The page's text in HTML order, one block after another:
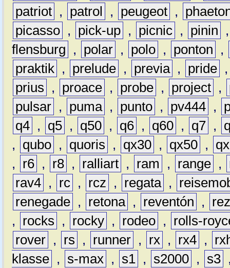
patriot , patrol , peugeot ,
picasso , pick-up , picnic , pinin
flensburg
, polar , polo , ponton
,
praktik , prelude , previa , pride
prius
, proace , probe , project ,
pulsar , puma , punto , pv444 ,
q4 , q5 , q50 , q6 , q60 , q7 ,
,
qubo , quoris , qx30 , qx50 ,
,
r6 , r8 , ralliart , ram , range ,
rav4 , rc , rcz , regata ,
renegade , retona , reventón ,
,
rocks , rocky , rodeo ,
rolls-
rover , rs , runner , rx , rx4 ,
klasse , s-max , s1 , s2000 , s3